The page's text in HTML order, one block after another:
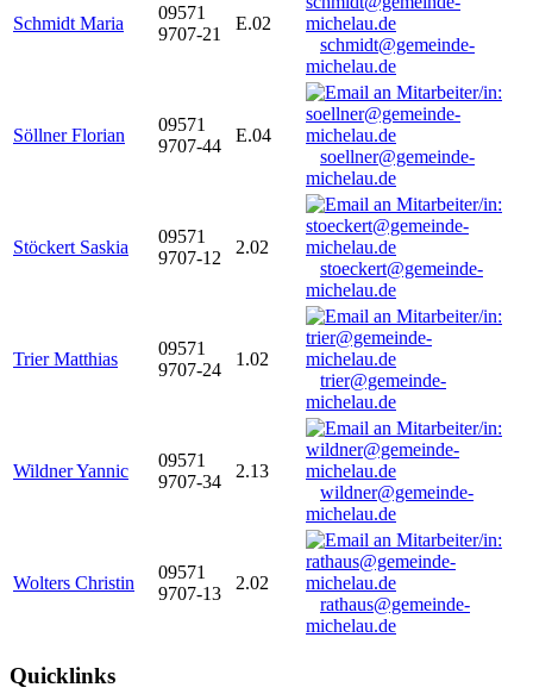
Schmidt Maria
09571
9707-21
E.02
schmidt@gemeinde-
michelau.de
Söllner Florian
09571
9707-44
E.04
soellner@gemeinde-
michelau.de
Stöckert Saskia
09571
9707-12
2.02
stoeckert@gemeinde-
michelau.de
Trier Matthias
09571
9707-24
1.02
trier@gemeinde-
michelau.de
Wildner Yannic
09571
9707-34
2.13
wildner@gemeinde-
michelau.de
Wolters Christin
09571
9707-13
2.02
rathaus@gemeinde-
michelau.de
Quicklinks